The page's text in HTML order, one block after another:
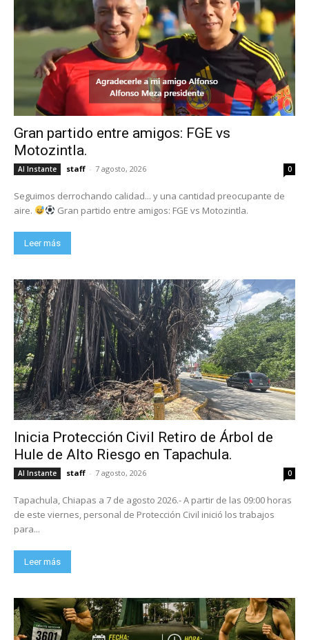
Gran partido entre amigos: FGE vs
Motozintla.
Al Instante staff - 7 agosto, 2026 0
Seguimos derrochando calidad... y una cantidad preocupante de
aire.
Gran partido entre amigos: FGE vs Motozintla.
Leer más
Inicia Protección Civil Retiro de Árbol de
Hule de Alto Riesgo en Tapachula.
Al Instante staff - 7 agosto, 2026 0
Tapachula, Chiapas a 7 de agosto 2026.- A partir de las 09:00 horas
de este viernes, personal de Protección Civil inició los trabajos
para...
Leer más